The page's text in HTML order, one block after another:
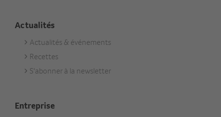
Actualités
Footer
Aktuell
Actualités & événements
Recettes
S'abonner à la newsletter
Entreprise